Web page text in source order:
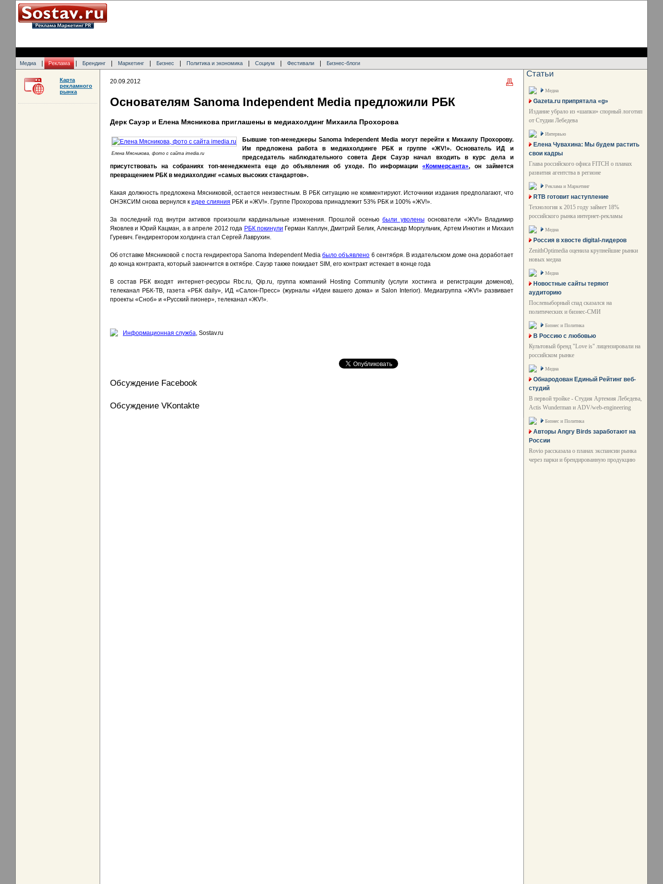
Медиа Реклама Брендинг Маркетинг Бизнес Политика и экономика Социум Фестивали Бизнес-блоги
20.09.2012
Основателям Sanoma Independent Media предложили РБК
Дерк Сауэр и Елена Мясникова приглашены в медиахолдинг Михаила Прохорова
Елена Мясникова, фото с сайта imedia.ru
Бывшие топ-менеджеры Sanoma Independent Media могут перейти к Михаилу Прохорову.
Им предложена работа в медиахолдинге РБК и группе «ЖV!». Основатель ИД и
председатель наблюдательного совета Дерк Сауэр начал входить в курс дела и
присутствовать на собраниях топ-менеджмента еще до объявления об уходе. По информации«Коммерсанта», он займется
превращением РБК в медиахолдинг «самых высоких стандартов».
Какая должность предложена Мясниковой, остается неизвестным. В РБК ситуацию не комментируют. Источники издания предполагают, что
ОНЭКСИМ снова вернулся к идее слияния РБК и «ЖV!». Группе Прохорова принадлежит 53% РБК и 100% «ЖV!».
За последний год внутри активов произошли кардинальные изменения. Прошлой осенью были уволены основатели «ЖV!» Владимир
Яковлев и Юрий Кацман, а в апреле 2012 года РБК покинули Герман Каплун, Дмитрий Белик, Александр Моргульчик, Артем Инютин и Михаил
Гуревич. Гендиректором холдинга стал Сергей Лаврухин.
Об отставке Мясниковой с поста гендиректора Sanoma Independent Mediaбыло объявлено 6 сентября. В издательском доме она доработает
до конца контракта, который закончится в октябре. Сауэр также покидает SIM, его контракт истекает в конце года
В состав РБК входят интернет-ресурсы Rbc.ru, Qip.ru, группа компаний Hosting Community (услуги хостинга и регистрации доменов),
телеканал РБК-ТВ, газета «РБК daily», ИД «Салон-Пресс» (журналы «Идеи вашего дома» и Salon Interior). Медиагруппа «ЖV!» развивает
проекты «Сноб» и «Русский пионер», телеканал «ЖV!».
Информационная служба, Sostav.ru
Обсуждение Facebook
Обсуждение VKontakte
Карта
рекламного
рынка
Статьи
Медиа
Gazeta.ru припрятала «g»
Издание убрало из «шапки» спорный логотип
от Студии Лебедева
Интервью
Елена Чувахина: Мы будем растить
свои кадры
Глава российского офиса FITCH о планах
развития агентства в регионе
Реклама и Маркетинг
RTB готовит наступление
Технология к 2015 году займет 18%
российского рынка интернет-рекламы
Медиа
Россия в хвосте digital-лидеров
ZenithOptimedia оценила крупнейшие рынки
новых медиа
Медиа
Новостные сайты теряют
аудиторию
Послевыборный спад сказался на
политических и бизнес-СМИ
Бизнес и Политика
В Россию с любовью
Культовый бренд "Love is" лицензировали на
российском рынке
Медиа
Обнародован Единый Рейтинг веб-
студий
В первой тройке - Студия Артемия Лебедева,
Actis Wunderman и ADV/web-engineering
Бизнес и Политика
Авторы Angry Birds заработают на
России
Rovio рассказала о планах экспансии рынка
через парки и брендированную продукцию